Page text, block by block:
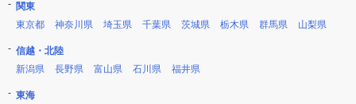
関東
東京都
神奈川県 埼玉県 千葉県 茨城県 栃木県 群馬県 山梨県
信越・北陸
新潟県
長野県 富山県 石川県 福井県
東海